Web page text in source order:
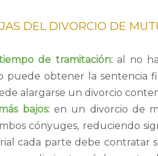
DEL DIVORCIO DE
de tramitación:al no
puede obtener la sentencia
alargarse un divorcio
bajos:en un divorcio de
cónyuges, reduciendo
cada parte debe contratar